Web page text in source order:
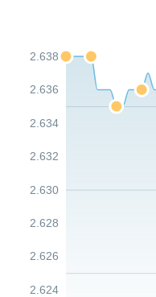
2.624
2.626
2.628
2.630
2.632
2.634
2.636
2.638